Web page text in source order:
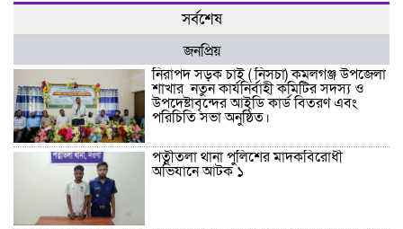
সর্বশেষ
জনপ্রিয়
নিরাপদ সড়ক চাই ( নিসচা) কমলগঞ্জ উপজেলা
শাখার নতুন কার্যনির্বাহী কমিটির সদস্য ও
উপদেষ্টাবৃন্দের আইডি কার্ড বিতরণ এবং
পরিচিতি সভা অনুষ্ঠিত।
পত্নীতলা থানা পুলিশের মাদকবিরোধী
অভিযানে আটক ১